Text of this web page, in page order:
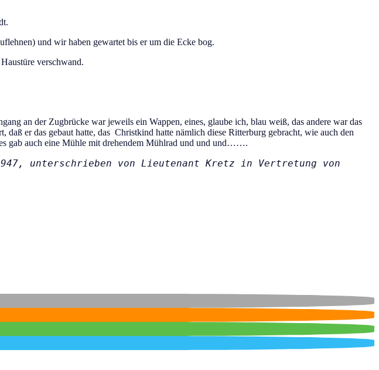
und wir haben gewartet bis er um die Ecke bog.
verschwand.
an der Zugbrücke war jeweils ein Wappen, eines, glaube ich, blau weiß, das andere war das
er das gebaut hatte, das Christkind hatte nämlich diese Ritterburg gebracht, wie auch den
gab auch eine Mühle mit drehendem Mühlrad und und und…….
unterschrieben von Lieutenant Kretz in Vertretung von